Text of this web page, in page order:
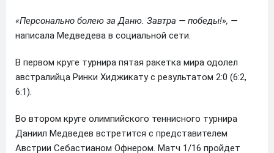
«Персонально болею за Даню. Завтра — победы!», —
написала Медведева в социальной сети.
В первом круге турнира пятая ракетка мира одолел
австралийца Ринки Хиджикату с результатом 2:0 (6:2,
6:1).
Во втором круге олимпийского теннисного турнира
Даниил Медведев встретится с представителем
Австрии Себастианом Офнером. Матч 1/16 пройдет